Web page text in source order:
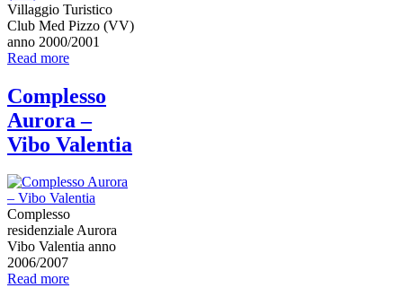
Villaggio Turistico
Club Med Pizzo (VV)
anno 2000/2001
Read more
Complesso
Aurora –
Vibo Valentia
Complesso
residenziale Aurora
Vibo Valentia anno
2006/2007
Read more